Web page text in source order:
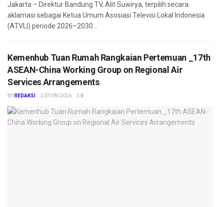
Jakarta – Direktur Bandung TV, Alit Suwirya, terpilih secara
aklamasi sebagai Ketua Umum Asosiasi Televisi Lokal Indonesia
(ATVLI) periode 2026–2030...
Kemenhub Tuan Rumah Rangkaian Pertemuan _17th
ASEAN-China Working Group on Regional Air
Services Arrangements
BY REDAKSI 07/09/2026 0